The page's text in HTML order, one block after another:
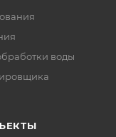
воды